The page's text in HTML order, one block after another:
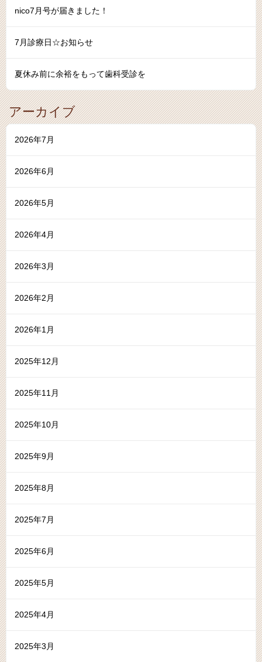
nico7月号が届きました！
7月診療日☆お知らせ
夏休み前に余裕をもって歯科受診を
アーカイブ
2026年7月
2026年6月
2026年5月
2026年4月
2026年3月
2026年2月
2026年1月
2025年12月
2025年11月
2025年10月
2025年9月
2025年8月
2025年7月
2025年6月
2025年5月
2025年4月
2025年3月